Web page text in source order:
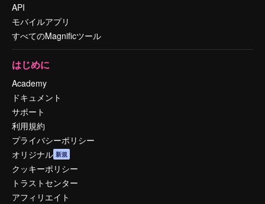
API
モバイルアプリ
すべてのMagnificツール
はじめに
Academy
ドキュメント
サポート
利用規約
プライバシーポリシー
オリジナル 新規
クッキーポリシー
トラストセンター
アフィリエイト